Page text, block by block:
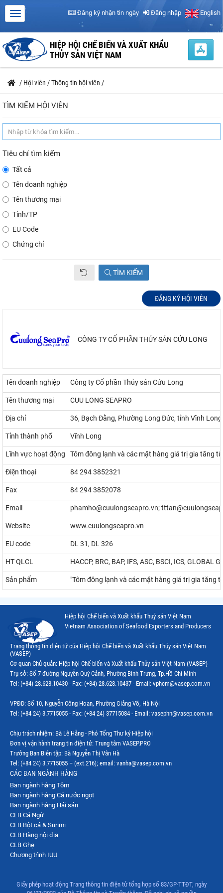
Đăng ký nhận tin ngày Đăng nhập English
HIỆP HỘI CHẾ BIẾN VÀ XUẤT KHẨU
THỦY SẢN VIỆT NAM
/ Hội viên /Thông tin hội viên /
TÌM KIẾM HỘI VIÊN
Tiêu chí tìm kiếm
Tất cả
Tên doanh nghiệp
Tên thương mại
Tỉnh/TP
EU Code
Chứng chỉ
TÌM KIẾM
ĐĂNG KÝ HỘI VIÊN
CÔNG TY CỔ PHẦN THỦY SẢN CỬU LONG
Tên doanh nghiệp Công ty Cổ phần Thủy sản Cửu Long
Tên thương mại CUU LONG SEAPRO
Địa chỉ 36, Bạch Đằng, Phường Long Đức, tỉnh Vĩnh Long
Tỉnh thành phố Vĩnh Long
Lĩnh vực hoạt động Tôm đông lạnh và các mặt hàng giá trị gia tăng
Điện thoại 84 294 3852321
Fax 84 294 3852078
Email phamho@cuulongseapro.vn;
Website www.cuulongseapro.vn
EU code DL 31, DL 326
HT QLCL HACCP, BRC, BAP, IFS, ASC, BSCI, ICS, GLOBAL
Sản phẩm "Tôm đông lạnh và các mặt hàng giá trị gia tăng
Hiệp hội Chế biến và Xuất khẩu Thuỷ sản Việt Nam
Vietnam Association of Seafood Exporters and Producers
Trang thông tin điện tử của Hiệp hội Chế biến và Xuất khẩu Thủy sản Việt Nam
(VASEP)
Cơ quan Chủ quản: Hiệp hội Chế biến và Xuất khẩu Thủy sản Việt Nam (VASEP)
Trụ sở: Số 7 đường Nguyễn Quý Cảnh, Phường Bình Trưng, Tp.Hồ Chí Minh
Tel: (+84) 28.628.10430 - Fax: (+84) 28.628.10437 - Email: vphcm@vasep.com.vn
VPĐD: Số 10, Nguyễn Công Hoan, Phường Giảng Võ, Hà Nội
Tel: (+84 24) 3.7715055 - Fax: (+84 24) 37715084 - Email: vasephn@vasep.com.vn
Chịu trách nhiệm: Bà Lê Hằng - Phó Tổng Thư ký Hiệp hội
Đơn vị vận hành trang tin điện tử: Trung tâm VASEP.PRO
Trưởng Ban Biên tập: Bà Nguyễn Thị Vân Hà
Tel: (+84 24) 3.7715055 – (ext.216); email: vanha@vasep.com.vn
CÁC BAN NGÀNH HÀNG
Ban ngành hàng Tôm
Ban ngành hàng Cá nước ngọt
Ban ngành hàng Hải sản
CLB Cá Ngừ
CLB Bột cá & Surimi
CLB Hàng nội địa
CLB Ghẹ
Chương trình IUU
Giấy phép hoạt động Trang thông tin điện tử tổng hợp số 83/GP-TTĐT, ngày